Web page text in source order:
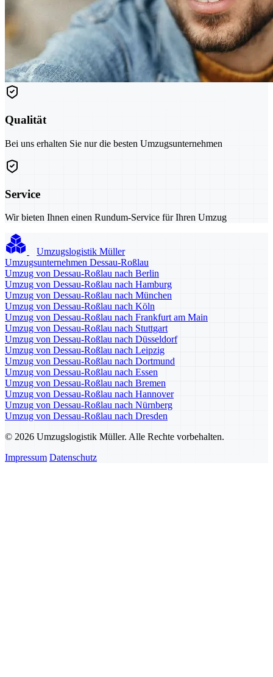
Qualität
Bei uns erhalten Sie nur die besten Umzugsunternehmen
Service
Wir bieten Ihnen einen Rundum-Service für Ihren Umzug
Umzugslogistik Müller
Umzugsunternehmen Dessau-Roßlau
Umzug von Dessau-Roßlau nach Berlin
Umzug von Dessau-Roßlau nach Hamburg
Umzug von Dessau-Roßlau nach München
Umzug von Dessau-Roßlau nach Köln
Umzug von Dessau-Roßlau nach Frankfurt am Main
Umzug von Dessau-Roßlau nach Stuttgart
Umzug von Dessau-Roßlau nach Düsseldorf
Umzug von Dessau-Roßlau nach Leipzig
Umzug von Dessau-Roßlau nach Dortmund
Umzug von Dessau-Roßlau nach Essen
Umzug von Dessau-Roßlau nach Bremen
Umzug von Dessau-Roßlau nach Hannover
Umzug von Dessau-Roßlau nach Nürnberg
Umzug von Dessau-Roßlau nach Dresden
© 2026 Umzugslogistik Müller. Alle Rechte vorbehalten.
Impressum Datenschutz